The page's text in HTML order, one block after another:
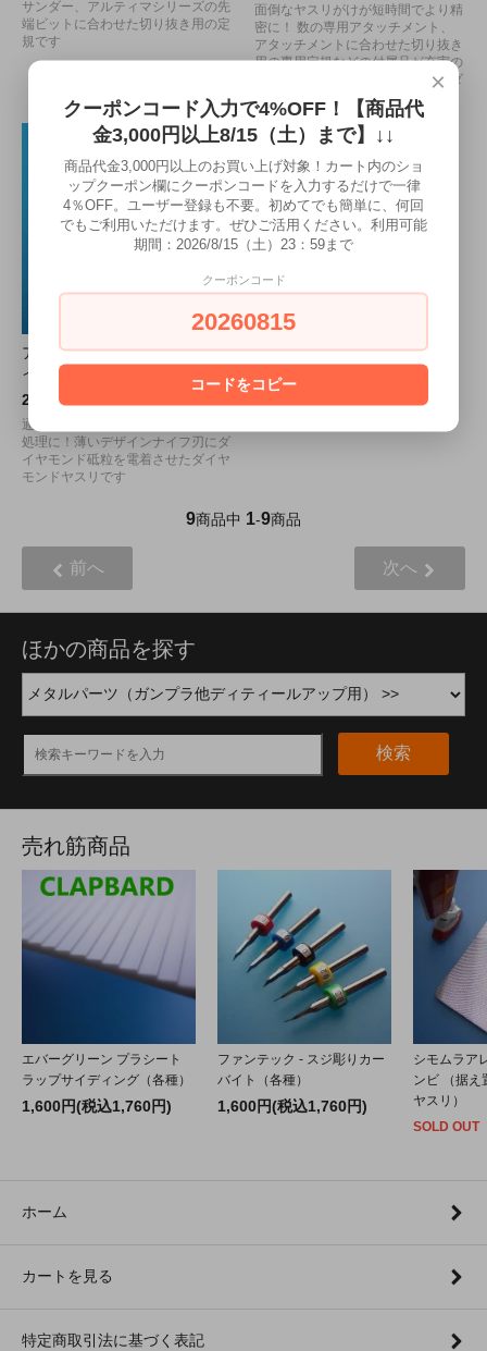
サンダー、アルティマシリーズの先
端ビットに合わせた切り抜き用の定
規です
面倒なヤスリがけが短時間でより精
密に！ 数の専用アタッチメント、
アタッチメントに合わせた切り抜き
用の専用定規などの付属品が充実の
ポータブルリニアストロークサンダ
アルゴファイルジャパン - ダ
イヤフィニッシュ（各種）
2,700円(税込2,970円)
通常のヤスリでは削りにくい細部の
処理に！薄いデザインナイフ刃にダ
イヤモンド砥粒を電着させたダイヤ
モンドヤスリです
9商品中 1-9商品
前へ 次へ
ほかの商品を探す
検索
売れ筋商品
エバーグリーン プラシート
ラップサイディング（各種）
1,600円(税込1,760円)
ファンテック - スジ彫りカー
バイト（各種）
1,600円(税込1,760円)
シモムラア
ンビ （据え
ヤスリ）
SOLD OUT
ホーム
カートを見る
特定商取引法に基づく表記
×
クーポンコード入力で4%OFF！【商品代
金3,000円以上8/15（土）まで】↓↓
商品代金3,000円以上のお買い上げ対象！カート内のショ
ップクーポン欄にクーポンコードを入力するだけで一律
4％OFF。ユーザー登録も不要。初めてでも簡単に、何回
でもご利用いただけます。ぜひご活用ください。利用可能
期間：2026/8/15（土）23：59まで
クーポンコード
20260815
コードをコピー